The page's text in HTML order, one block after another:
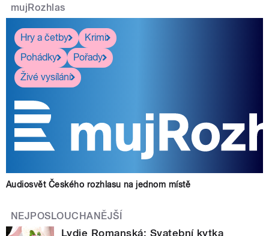
mujRozhlas
Hry a četby
Krimi
Pohádky
Pořady
Živé vysílání
Audiosvět Českého rozhlasu na jednom místě
NEJPOSLOUCHANĚJŠÍ
Lydie Romanská: Svatební kytka